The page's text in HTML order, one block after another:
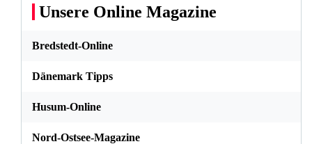
Unsere Online Magazine
Bredstedt-Online
Dänemark Tipps
Husum-Online
Nord-Ostsee-Magazine